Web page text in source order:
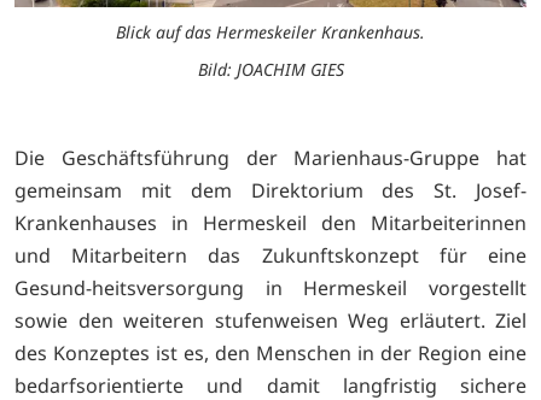
Blick auf das Hermeskeiler Krankenhaus.
Bild: JOACHIM GIES
Die Geschäftsführung der Marienhaus-Gruppe hat
gemeinsam mit dem Direktorium des St. Josef-
Krankenhauses in Hermeskeil den Mitarbeiterinnen
und Mitarbeitern das Zukunftskonzept für eine
Gesund-heitsversorgung in Hermeskeil vorgestellt
sowie den weiteren stufenweisen Weg erläutert. Ziel
des Konzeptes ist es, den Menschen in der Region eine
bedarfsorientierte und damit langfristig sichere